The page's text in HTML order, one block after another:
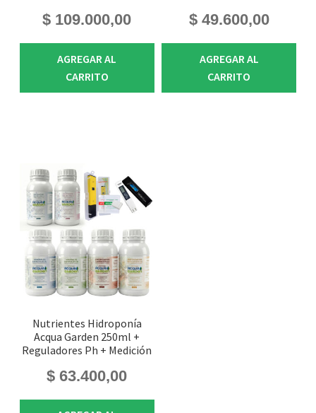
$ 109.000,00
AGREGAR AL
CARRITO
$49.600,00
AGREGAR AL
CARRITO
Nutrientes Hidroponía
Acqua Garden 250ml +
Reguladores Ph + Medición
$ 63.400,00